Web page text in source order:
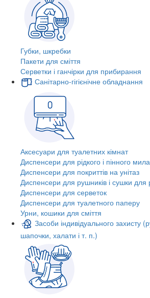
Губки, шкребки
Пакети для сміття
Серветки і ганчірки для прибирання
Санітарно-гігієнічне обладнання
Аксесуари для туалетних кімнат
Диспенсери для рідкого і пінного мила
Диспенсери для покриттів на унітаз
Диспенсери для рушників і сушки для
Диспенсери для серветок
Диспенсери для туалетного паперу
Урни, кошики для сміття
Засоби індивідуального захисту
шапочки, халати і т. п.)